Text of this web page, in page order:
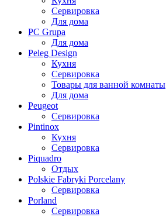
Сервировка
Для дома
PC Grupa
Для дома
Peleg Design
Кухня
Сервировка
Товары для ванной комнаты
Для дома
Peugeot
Сервировка
Pintinox
Кухня
Сервировка
Piquadro
Отдых
Polskie Fabryki Porcelany
Сервировка
Porland
Сервировка